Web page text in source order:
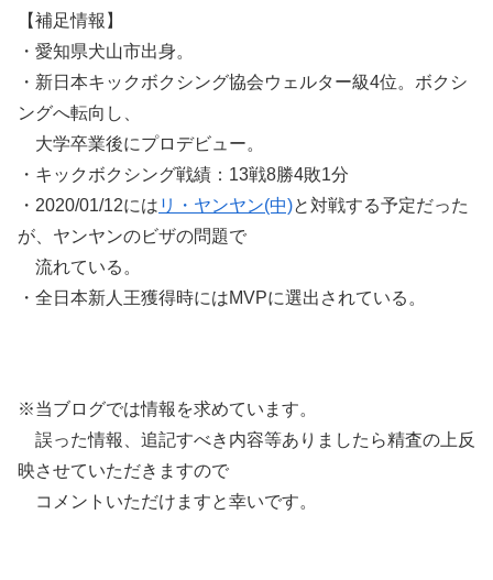
【補足情報】
・愛知県犬山市出身。
・新日本キックボクシング協会ウェルター級4位。ボクシ
ングへ転向し、
大学卒業後にプロデビュー。
・キックボクシング戦績：13戦8勝4敗1分
・2020/01/12には リ・ヤンヤン(中)と対戦する予定だった
が、ヤンヤンのビザの問題で
流れている。
・全日本新人王獲得時にはMVPに選出されている。
※当ブログでは情報を求めています。
誤った情報、追記すべき内容等ありましたら精査の上反
映させていただきますので
コメントいただけますと幸いです。